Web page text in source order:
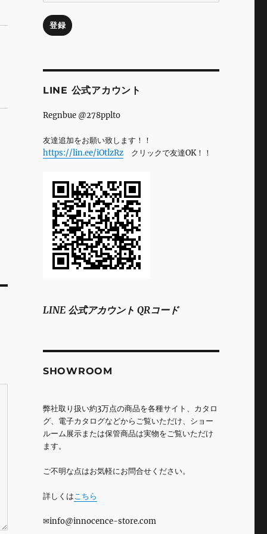
ア
ド
登録
LINE 公式アカウント
Regnbue @278pplto
友達追加をお願い致します！！
https://lin.ee/iOtlzRzクリックで友達OK！！
LINE 公式アカウント QRコード
SHOWROOM
弊社取り扱い約3万点の商品を各種サイト、カタロ
グ、電子カタログなどからご覧いただけ、ショー
ルーム展示または保管商品は実物をご覧いただけ
ます。
ご不明な点はお気軽にお問合せください。
詳しくはこちら
✉info@innocence-store.com